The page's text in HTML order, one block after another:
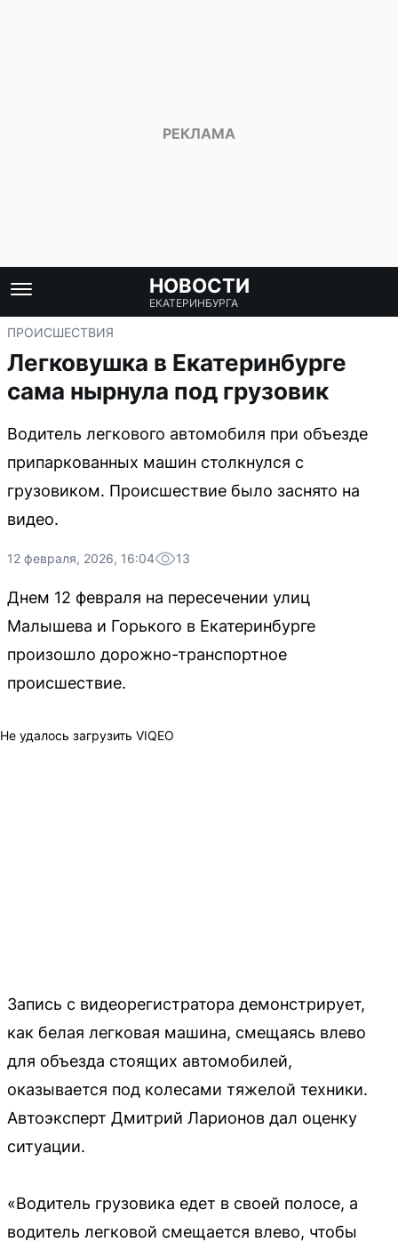
НОВОСТИ
ЕКАТЕРИНБУРГА
ПРОИСШЕСТВИЯ
Легковушка в Екатеринбурге
сама нырнула под грузовик
Водитель легкового автомобиля при объезде
припаркованных машин столкнулся с
грузовиком. Происшествие было заснято на
видео.
12 февраля, 2026, 16:04 13
Днем 12 февраля на пересечении улиц
Малышева и Горького в Екатеринбурге
произошло дорожно-транспортное
происшествие.
Не удалось загрузить VIQEO
Запись с видеорегистратора демонстрирует,
как белая легковая машина, смещаясь влево
для объезда стоящих автомобилей,
оказывается под колесами тяжелой техники.
Автоэксперт Дмитрий Ларионов дал оценку
ситуации.
«Водитель грузовика едет в своей полосе, а
водитель легковой смещается влево, чтобы